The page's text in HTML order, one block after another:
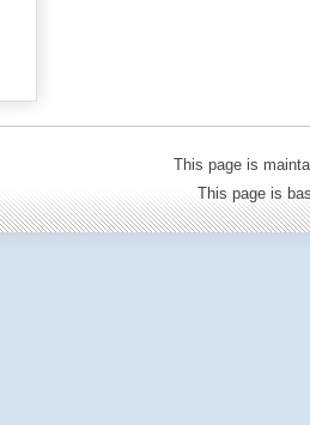
This page is
This page is